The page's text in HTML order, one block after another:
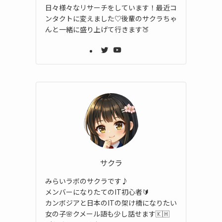
日々様々なリサーチをしています！最近コ
ンタクトに変えました♡後輩のサクラちゃ
んと一緒に盛り上げて行きます🍑
サクラ
みらいラボのサクラです♪
メンバーになりたてのIT初心者🔰
カンボジアと日本のITの架け橋になりたい
女の子🌸クメール語も少し話せます🇰🇭